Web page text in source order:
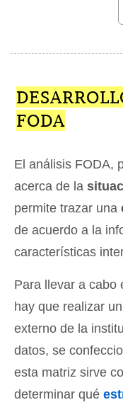
FODA
El análisis FODA,
acerca de la
permite trazar una
de acuerdo a la
características
Para llevar a cabo
hay que realizar
externo de la
datos, se
esta matriz sirve
determinar qué